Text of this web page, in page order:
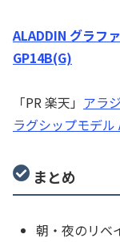
ALADDIN グラフ
GP14B(G)
「PR 楽天」 アラ
ラグシップモデ
まとめ
朝・夜のリベ